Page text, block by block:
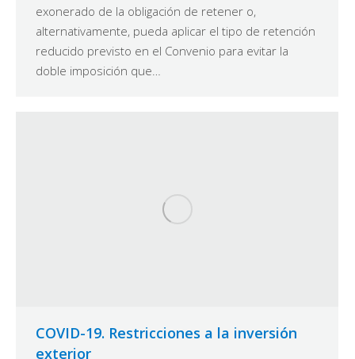
exonerado de la obligación de retener o,
alternativamente, pueda aplicar el tipo de retención
reducido previsto en el Convenio para evitar la
doble imposición que…
COVID-19. Restricciones a la inversión
exterior